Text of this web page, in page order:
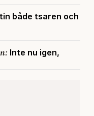
både tsaren och
Inte nu igen,